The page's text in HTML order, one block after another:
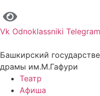
Vk Odnoklassniki Telegram
Башкирский
драмы им.М.Гафури
Театр
Афиша